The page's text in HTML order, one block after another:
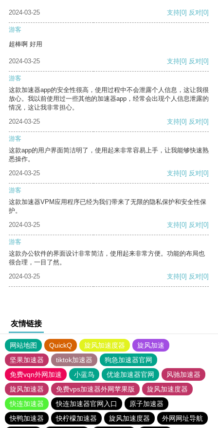
2024-03-25 支持[0] 反对[0]
游客
超棒啊 好用
2024-03-25 支持[0] 反对[0]
游客
这款加速器app的安全性很高，使用过程中不会泄露个人信息，这让我很
放心。我以前使用过一些其他的加速器app，经常会出现个人信息泄露的
情况，这让我非常担心。
2024-03-25
支持[0] 反对[0]
游客
这款app的用户界面简洁明了，使用起来非常容易上手，让我能够快速熟
悉操作。
2024-03-25
支持[0] 反对[0]
游客
这款加速器VPM应用程序已经为我们带来了无限的隐私保护和安全性保
护。
2024-03-25
支持[0] 反对[0]
游客
这款办公软件的界面设计非常简洁，使用起来非常方便。功能的布局也
很合理，一目了然。
2024-03-25
支持[0] 反对[0]
友情链接
网站地图 QuickQ 旋风加速度器
旋风加速
坚果加速器
tiktok加速器
狗急加速器官网
免费vqn外网加速
小蓝鸟 优途加速器官网
风驰加速器
旋风加速器
免费vps加速器外网苹果版
旋风加速度器
快连加速器
快连加速器官网入口
原子加速器
快鸭加速器
快柠檬加速器 旋风加速度器 外网网址导航